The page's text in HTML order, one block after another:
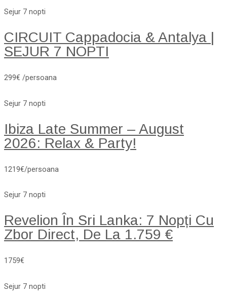
Sejur 7 nopti
CIRCUIT Cappadocia & Antalya |
SEJUR 7 NOPTI
299€ /persoana
Sejur 7 nopti
Ibiza Late Summer – August
2026: Relax & Party!
1219€/persoana
Sejur 7 nopti
Revelion În Sri Lanka: 7 Nopți Cu
Zbor Direct, De La 1.759 €
1759€
Sejur 7 nopti